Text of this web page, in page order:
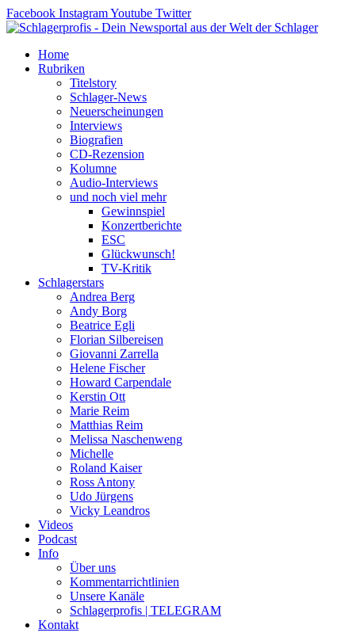
Zum
Inhalt
Facebook InstagramYoutube Twitter
Home
Rubriken
Titelstory
Schlager-News
Neuerscheinungen
Interviews
Biografien
CD-Rezension
Kolumne
Audio-Interviews
und noch viel mehr
Gewinnspiel
Konzertberichte
ESC
Glückwunsch!
TV-Kritik
Schlagerstars
Andrea Berg
Andy Borg
Beatrice Egli
Florian Silbereisen
Giovanni Zarrella
Helene Fischer
Howard Carpendale
Kerstin Ott
Marie Reim
Matthias Reim
Melissa Naschenweng
Michelle
Roland Kaiser
Ross Antony
Udo Jürgens
Vicky Leandros
Videos
Podcast
Info
Über uns
Kommentarrichtlinien
Unsere Kanäle
Schlagerprofis | TELEGRAM
Kontakt